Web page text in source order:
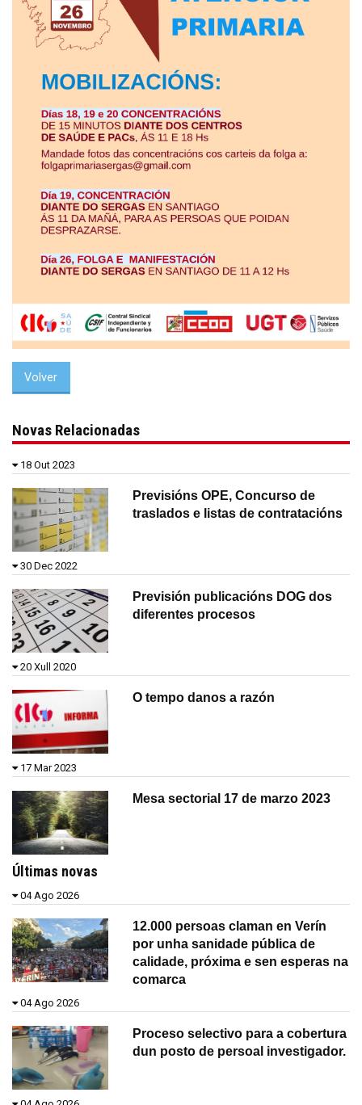
Volver
Novas Relacionadas
18 Out 2023
Previsións OPE, Concurso de
traslados e listas de contratacións
30 Dec 2022
Previsión publicacións DOG dos
diferentes procesos
20 Xull 2020
O tempo danos a razón
17 Mar 2023
Mesa sectorial 17 de marzo 2023
Últimas novas
04 Ago 2026
12.000 persoas claman en Verín
por unha sanidade pública de
calidade, próxima e sen esperas na
comarca
04 Ago 2026
Proceso selectivo para a cobertura
dun posto de persoal investigador.